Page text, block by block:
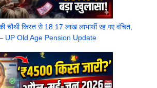
चौथी किस्त से 18.17 लाख लाभार्थी रह गए वंचित,
– UP Old Age Pension Update